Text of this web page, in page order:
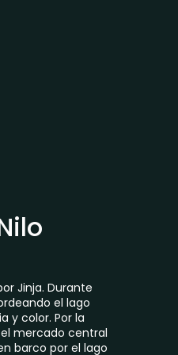
Jinja. Durante
el lago
y color. Por la
mercado central
barco por el lago